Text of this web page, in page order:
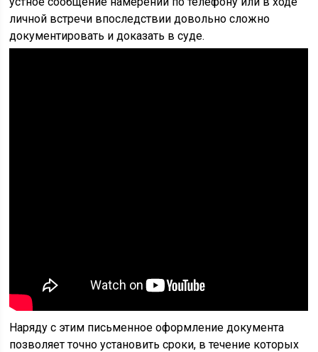
личной встречи впоследствии довольно сложно
документировать и доказать в суде.
Наряду с этим письменное оформление документа
позволяет точно установить сроки, в течение которых